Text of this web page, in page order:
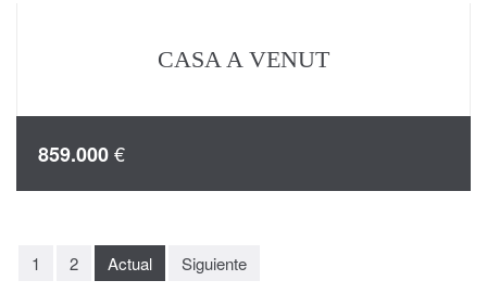
CASA A VENUT
859.000€
1 2 Actual Siguiente